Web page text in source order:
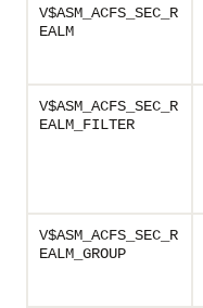
V$ASM_ACFS_SEC_R
EALM
V$ASM_ACFS_SEC_R
EALM_FILTER
V$ASM_ACFS_SEC_R
EALM_GROUP